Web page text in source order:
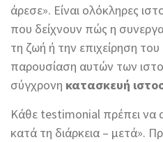
άρεσε». Είναι ολόκληρες
που δείχνουν πώς η
τη ζωή ή την επιχείρηση
παρουσίαση αυτών των
σύγχρονη κατασκευή
Κάθε testimonial πρέπει να
κατά τη διάρκεια – μετά».